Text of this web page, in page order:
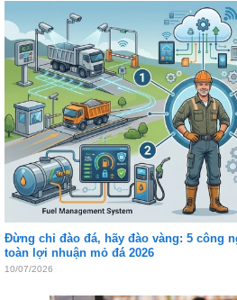
Đừng chỉ đào đá, hãy đào vàng: 5 công
toàn lợi nhuận mỏ đá 2026
10/07/2026